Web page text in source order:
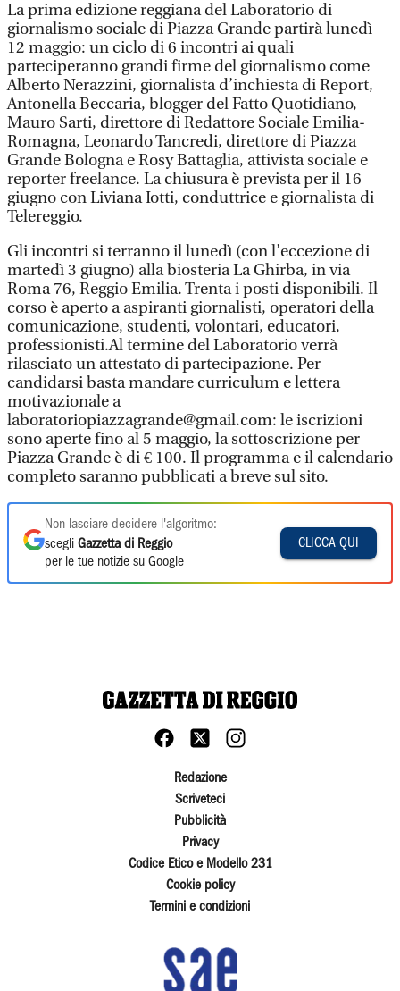
La prima edizione reggiana del Laboratorio di
giornalismo sociale di Piazza Grande partirà lunedì
12 maggio: un ciclo di 6 incontri ai quali
parteciperanno grandi firme del giornalismo come
Alberto Nerazzini, giornalista d’inchiesta di Report,
Antonella Beccaria, blogger del Fatto Quotidiano,
Mauro Sarti, direttore di Redattore Sociale Emilia-
Romagna, Leonardo Tancredi, direttore di Piazza
Grande Bologna e Rosy Battaglia, attivista sociale e
reporter freelance. La chiusura è prevista per il 16
giugno con Liviana Iotti, conduttrice e giornalista di
Telereggio.
Gli incontri si terranno il lunedì (con l’eccezione di
martedì 3 giugno) alla biosteria La Ghirba, in via
Roma 76, Reggio Emilia. Trenta i posti disponibili. Il
corso è aperto a aspiranti giornalisti, operatori della
comunicazione, studenti, volontari, educatori,
professionisti.Al termine del Laboratorio verrà
rilasciato un attestato di partecipazione. Per
candidarsi basta mandare curriculum e lettera
motivazionale a
laboratoriopiazzagrande@gmail.com: le iscrizioni
sono aperte fino al 5 maggio, la sottoscrizione per
Piazza Grande è di € 100. Il programma e il calendario
completo saranno pubblicati a breve sul sito.
Non lasciare decidere l'algoritmo:
scegli Gazzetta di Reggio
per le tue notizie su Google
CLICCA QUI
Redazione
Scriveteci
Pubblicità
Privacy
Codice Etico e Modello 231
Cookie policy
Termini e condizioni